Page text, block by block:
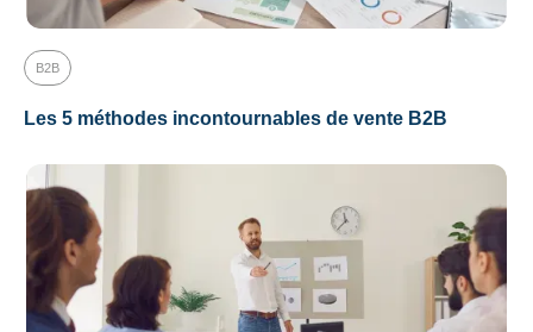
B2B
Les 5 méthodes incontournables de vente B2B